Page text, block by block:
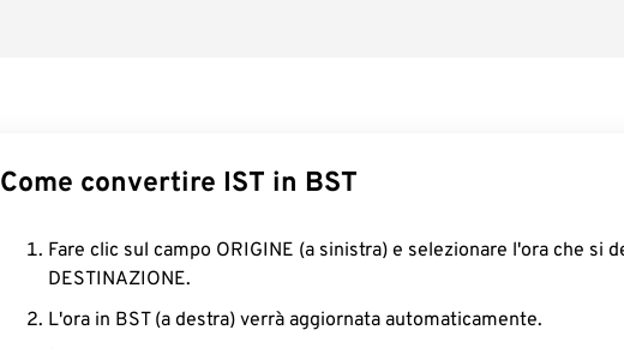
Come convertire IST in BST
Fare clic sul campo ORIGINE (a sinistra) e selezionare l'ora che si
DESTINAZIONE.
L'ora in BST (a destra) verrà aggiornata automaticamente.